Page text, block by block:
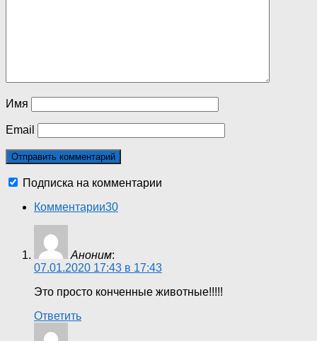
Имя
Email
Подписка на комментарии
Комментарии30
Аноним:
07.01.2020 17:43 в 17:43
Это просто конченные животные!!!!!
Ответить